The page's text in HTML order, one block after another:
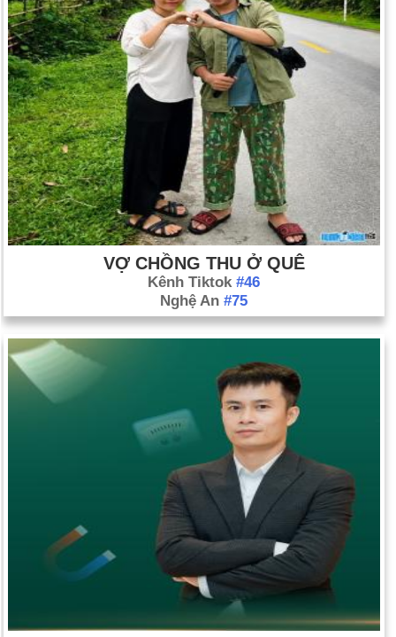
VỢ CHỒNG THU Ở QUÊ
Kênh Tiktok #46
Nghệ An #75